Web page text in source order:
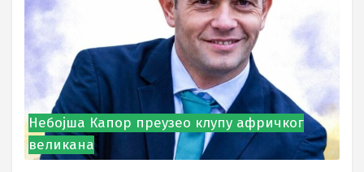
Небојша Капор преузео клупу афричког
великана